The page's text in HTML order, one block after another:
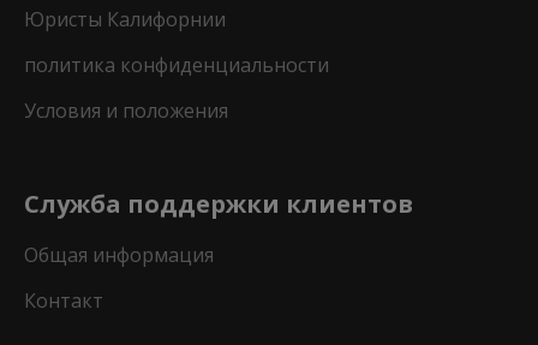
Юристы Калифорнии
политика конфиденциальности
Условия и положения
Служба поддержки клиентов
Общая информация
Контакт